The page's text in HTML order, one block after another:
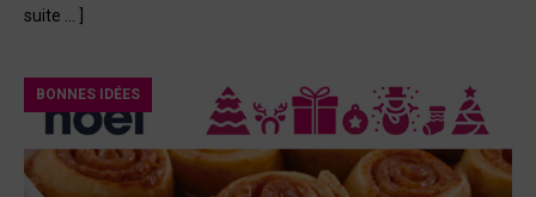
suite … ]
BONNES IDÉES